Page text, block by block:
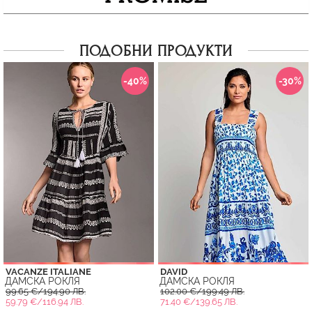
ПОДОБНИ ПРОДУКТИ
-40%
VACANZE ITALIANE
ДАМСКА РОКЛЯ
99.65 €/194.90 ЛВ.
59.79 €/116.94 ЛВ.
-30%
DAVID
ДАМСКА РОКЛЯ
102.00 €/199.49 ЛВ.
71.40 €/139.65 ЛВ.